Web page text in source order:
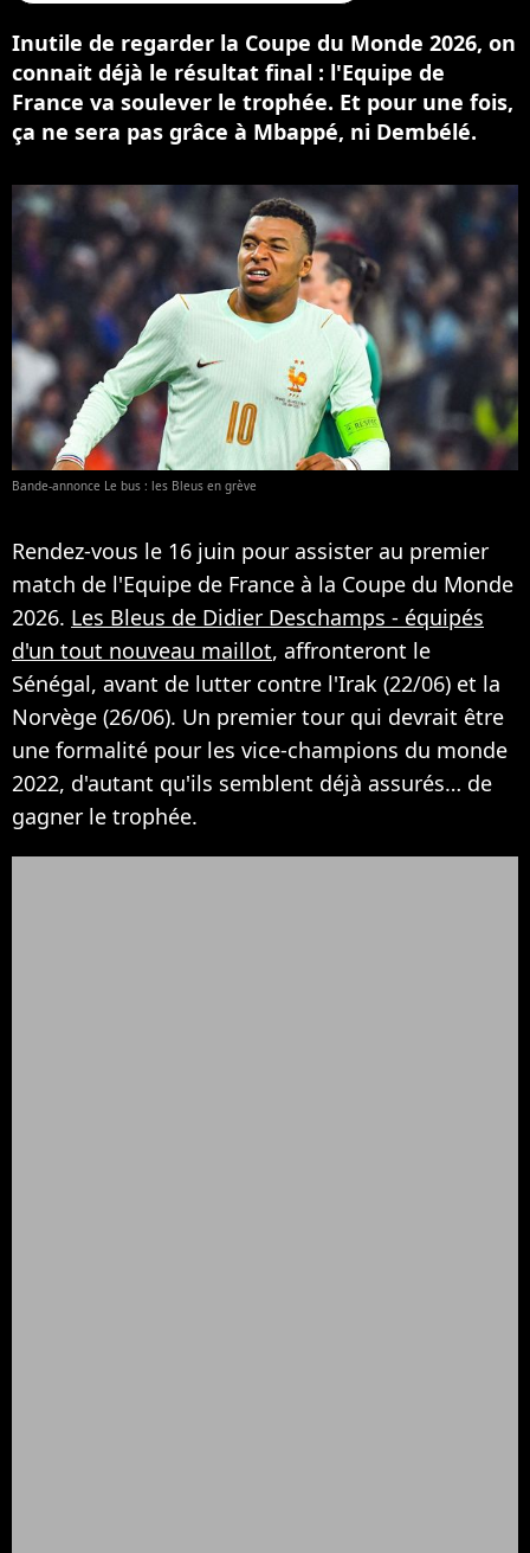
Inutile de regarder la Coupe du Monde 2026, on
connait déjà le résultat final : l'Equipe de
France va soulever le trophée. Et pour une fois,
ça ne sera pas grâce à Mbappé, ni Dembélé.
Bande-annonce Le bus : les Bleus en grève
Rendez-vous le 16 juin pour assister au premier
match de l'Equipe de France à la Coupe du Monde
2026. Les Bleus de Didier Deschamps - équipés
d'un tout nouveau maillot, affronteront le
Sénégal, avant de lutter contre l'Irak (22/06) et la
Norvège (26/06). Un premier tour qui devrait être
une formalité pour les vice-champions du monde
2022, d'autant qu'ils semblent déjà assurés… de
gagner le trophée.